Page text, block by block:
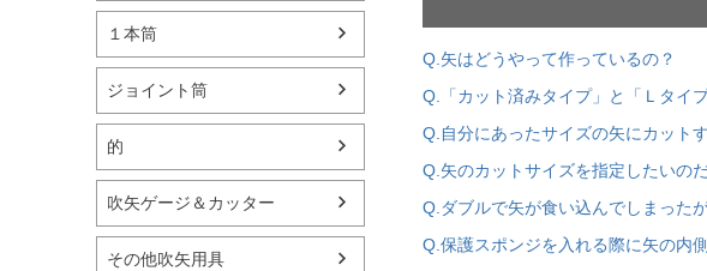
１本筒
ジョイント筒
的
吹矢ゲージ＆カッター
その他吹矢用具
Q.矢はどうやって作っているの？
Q.「カット済みタイプ」と「Ｌタイ
Q.自分にあったサイズの矢にカット
Q.矢のカットサイズを指定したいのだ
Q.ダブルで矢が食い込んでしまった
Q.保護スポンジを入れる際に矢の内